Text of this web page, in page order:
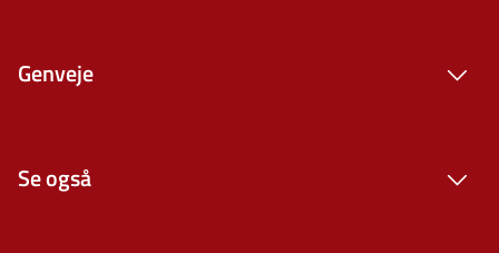
Genveje
Se også